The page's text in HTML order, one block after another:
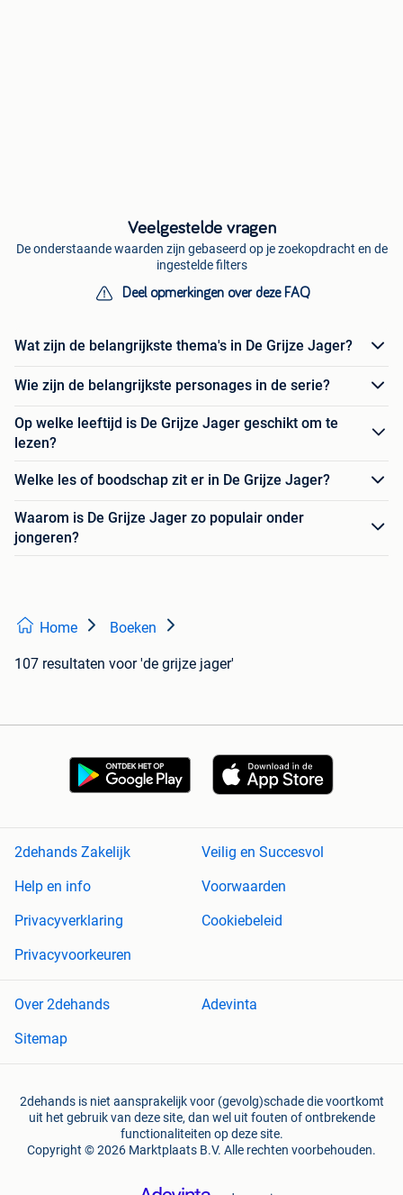
Veelgestelde vragen
De onderstaande waarden zijn gebaseerd op je zoekopdracht en de
ingestelde filters
Deel opmerkingen over deze FAQ
Wat zijn de belangrijkste thema's in De Grijze Jager?
Wie zijn de belangrijkste personages in de serie?
Op welke leeftijd is De Grijze Jager geschikt om te
lezen?
Welke les of boodschap zit er in De Grijze Jager?
Waarom is De Grijze Jager zo populair onder
jongeren?
Home Boeken
107 resultaten voor 'de grijze jager'
2dehands Zakelijk
Veilig en Succesvol
Help en info
Voorwaarden
Privacyverklaring
Cookiebeleid
Privacyvoorkeuren
Over 2dehands
Adevinta
Sitemap
2dehands is niet aansprakelijk voor (gevolg)schade die voortkomt
uit het gebruik van deze site, dan wel uit fouten of ontbrekende
functionaliteiten op deze site.
Copyright © 2026 Marktplaats B.V. Alle rechten voorbehouden.